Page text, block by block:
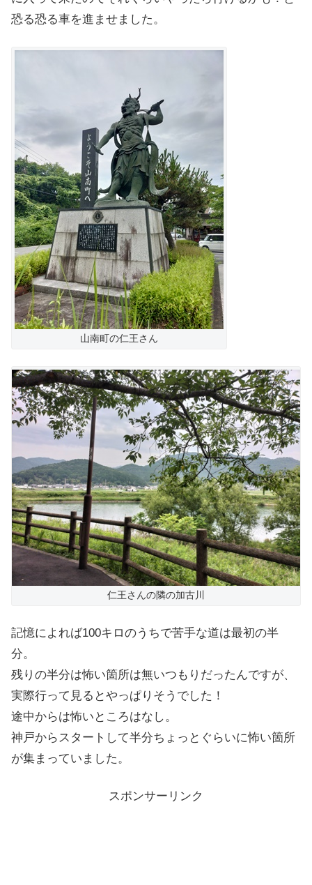
恐る恐る車を進ませました。
山南町の仁王さん
仁王さんの隣の加古川
記憶によれば100キロのうちで苦手な道は最初の半
分。
残りの半分は怖い箇所は無いつもりだったんですが、
実際行って見るとやっぱりそうでした！
途中からは怖いところはなし。
神戸からスタートして半分ちょっとぐらいに怖い箇所
が集まっていました。
スポンサーリンク